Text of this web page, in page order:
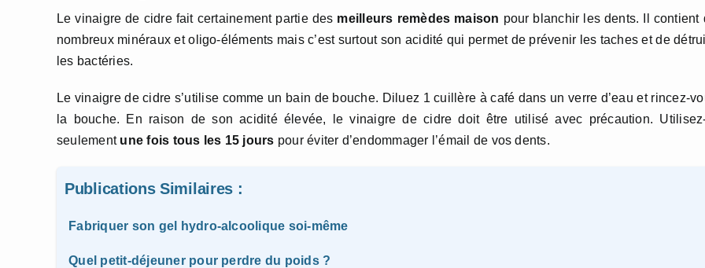
Le vinaigre de cidre fait certainement partie des meilleurs remèdes maison pour blanchir les dents. Il contient
nombreux minéraux et oligo-éléments mais c’est surtout son acidité qui permet de prévenir les taches et de
les bactéries.
Le vinaigre de cidre s’utilise comme un bain de bouche. Diluez 1 cuillère à café dans un verre d’eau et rincez-
la bouche. En raison de son acidité élevée, le vinaigre de cidre doit être utilisé avec précaution.
seulementune fois tous les 15 jours pour éviter d’endommager l’émail de vos dents.
Publications Similaires :
Fabriquer son gel hydro-alcoolique soi-même
Quel petit-déjeuner pour perdre du poids ?